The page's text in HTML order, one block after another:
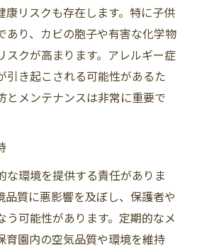
康リスクも存在します。特に子供
あり、カビの胞子や有害な化学物
スクが高まります。アレルギー症
引き起こされる可能性があるた
とメンテナンスは非常に重要で
な環境を提供する責任がありま
品質に悪影響を及ぼし、保護者や
う可能性があります。定期的なメ
育園内の空気品質や環境を維持